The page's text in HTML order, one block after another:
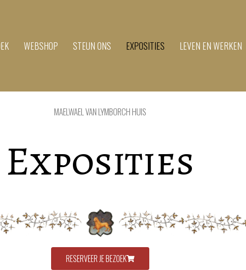
WEBSHOP STEUN ONS EXPOSITIES LEVEN EN WERKEN
MAELWAEL VAN LYMBORCH HUIS
Exposities
RESERVEER JE BEZOEK